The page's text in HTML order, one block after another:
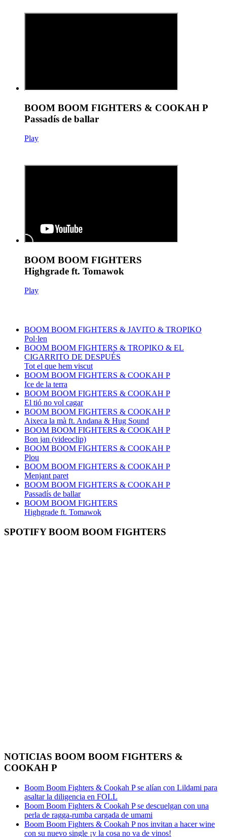
BOOM BOOM FIGHTERS & COOKAH P
Passadís de ballar
Play
BOOM BOOM FIGHTERS
Highgrade ft. Tomawok
Play
BOOM BOOM FIGHTERS & JAVITO & TROPIKO
Pol·len
BOOM BOOM FIGHTERS & TROPIKO & EL
CIGARRITO DE DESPUÉS
Tot el que hem viscut
BOOM BOOM FIGHTERS & COOKAH P
Ice de la terra
BOOM BOOM FIGHTERS & COOKAH P
El tió no vol cagar
BOOM BOOM FIGHTERS & COOKAH P
Aixeca la mà ft. Andana & Hug Sound
BOOM BOOM FIGHTERS & COOKAH P
Bon jan (videoclip)
BOOM BOOM FIGHTERS & COOKAH P
Plou
BOOM BOOM FIGHTERS & COOKAH P
Menjant paret
BOOM BOOM FIGHTERS & COOKAH P
Passadís de ballar
BOOM BOOM FIGHTERS
Highgrade ft. Tomawok
SPOTIFY BOOM BOOM FIGHTERS
NOTICIAS BOOM BOOM FIGHTERS &
COOKAH P
Boom Boom Fighters & Cookah P se alían con Lildami para
asaltar la diligencia en FOLL
Boom Boom Fighters & Cookah P se descuelgan con una
perla de ragga-rumba cargada de umami
Boom Boom Fighters & Cookah P nos invitan a hacer wine
con su nuevo single ¡y la cosa no va de vinos!